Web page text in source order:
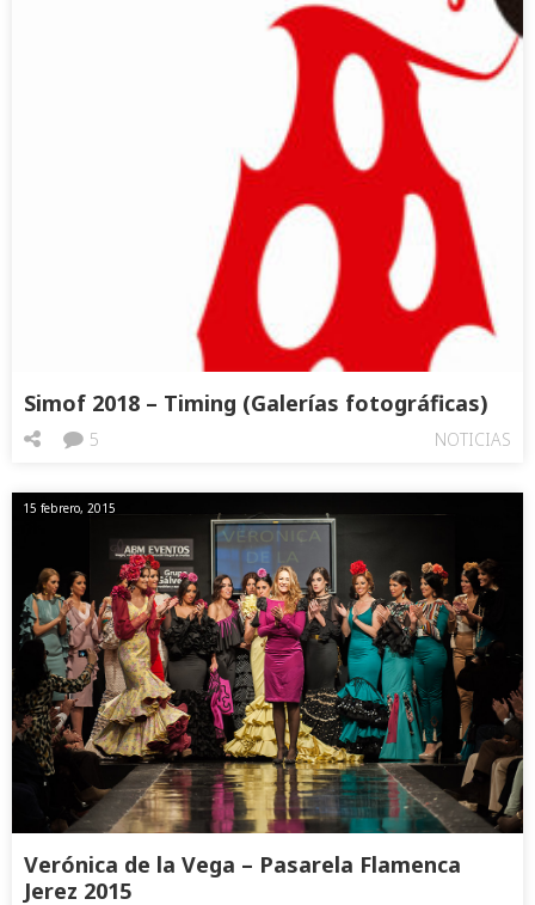
Simof 2018 – Timing (Galerías fotográficas)
NOTICIAS
5
15 febrero, 2015
Verónica de la Vega – Pasarela Flamenca
Jerez 2015